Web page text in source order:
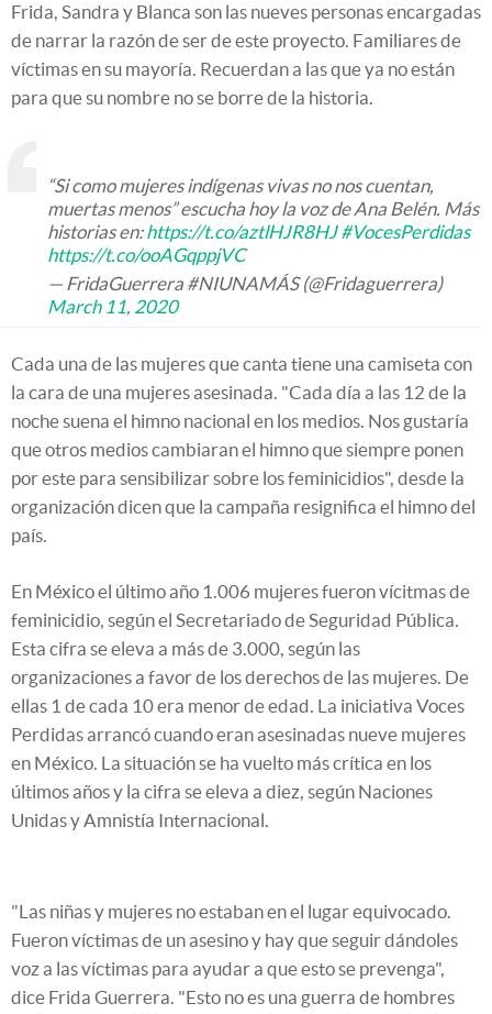
Frida, Sandra y Blanca son las nueves personas encargadas
de narrar la razón de ser de este proyecto. Familiares de
víctimas en su mayoría. Recuerdan a las que ya no están
para que su nombre no se borre de la historia.
“Si como mujeres indígenas vivas no nos cuentan,
muertas menos” escucha hoy la voz de Ana Belén. Más
historias en:https://t.co/aztlHJR8HJ #VocesPerdidas
https://t.co/ooAGqppjVC
— FridaGuerrera #NIUNAMÁS (@Fridaguerrera)
March 11, 2020
Cada una de las mujeres que canta tiene una camiseta con
la cara de una mujeres asesinada. "Cada día a las 12 de la
noche suena el himno nacional en los medios. Nos gustaría
que otros medios cambiaran el himno que siempre ponen
por este para sensibilizar sobre los feminicidios", desde la
organización dicen que la campaña resignifica el himno del
país.
En México el último año 1.006 mujeres fueron vícitmas de
feminicidio, según el Secretariado de Seguridad Pública.
Esta cifra se eleva a más de 3.000, según las
organizaciones a favor de los derechos de las mujeres. De
ellas 1 de cada 10 era menor de edad. La iniciativa Voces
Perdidas arrancó cuando eran asesinadas nueve mujeres
en México. La situación se ha vuelto más crítica en los
últimos años y la cifra se eleva a diez, según Naciones
Unidas y Amnistía Internacional.
"Las niñas y mujeres no estaban en el lugar equivocado.
Fueron víctimas de un asesino y hay que seguir dándoles
voz a las víctimas para ayudar a que esto se prevenga",
dice Frida Guerrera. "Esto no es una guerra de hombres